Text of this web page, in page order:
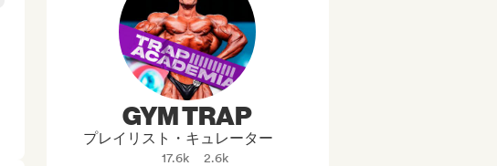
GYM TRAP
プレイリスト・キュレーター
17.6k
2.6k